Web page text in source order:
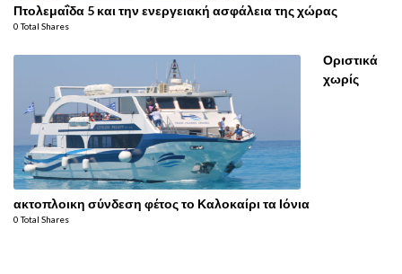
Πτολεμαΐδα 5 και την ενεργειακή ασφάλεια της χώρας
0 Total Shares
Οριστικά
χωρίς
ακτοπλοικη σύνδεση φέτος το Καλοκαίρι τα Ιόνια
0 Total Shares